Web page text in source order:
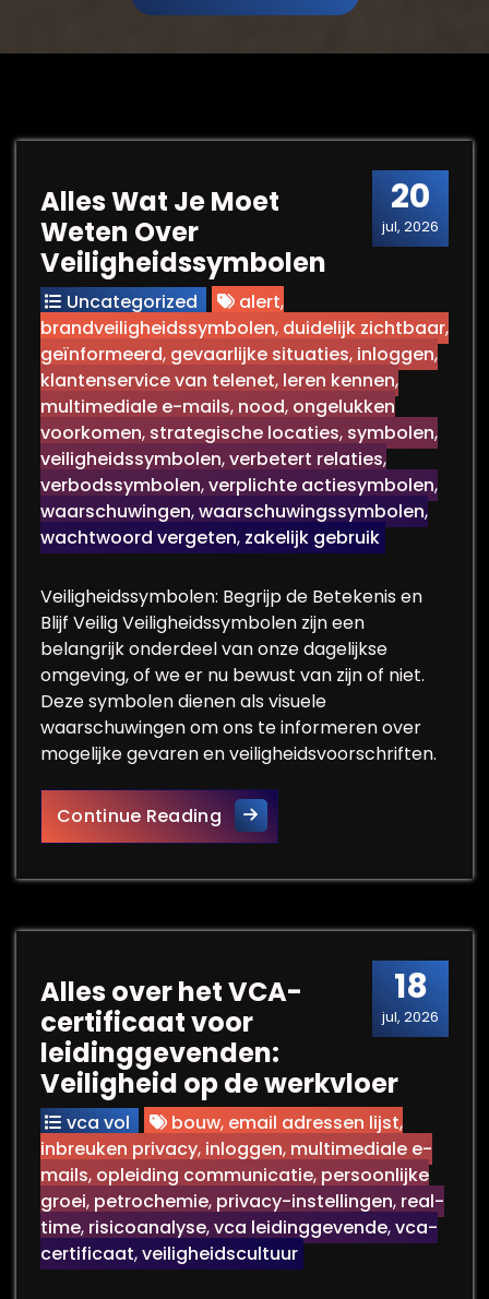
20
jul, 2026
Alles Wat Je Moet
Weten Over
Veiligheidssymbolen
Uncategorized alert,
brandveiligheidssymbolen, duidelijk zichtbaar,
geïnformeerd, gevaarlijke situaties, inloggen,
klantenservice van telenet, leren kennen,
multimediale e-mails, nood, ongelukken
voorkomen, strategische locaties, symbolen,
veiligheidssymbolen,verbetert relaties,
verbodssymbolen,verplichte actiesymbolen,
waarschuwingen,waarschuwingssymbolen,
wachtwoord vergeten, zakelijk gebruik
Veiligheidssymbolen: Begrijp de Betekenis en
Blijf Veilig Veiligheidssymbolen zijn een
belangrijk onderdeel van onze dagelijkse
omgeving, of we er nu bewust van zijn of niet.
Deze symbolen dienen als visuele
waarschuwingen om ons te informeren over
mogelijke gevaren en veiligheidsvoorschriften.
Continue ReadingAlles Wat Je Moet Weten
18
jul, 2026
Alles over het VCA-
certificaat voor
leidinggevenden:
Veiligheid op de werkvloer
vca vol bouw, email adressen lijst,
inbreuken privacy, inloggen, multimediale e-
mails, opleiding communicatie, persoonlijke
groei, petrochemie, privacy-instellingen, real-
time, risicoanalyse,vca leidinggevende,vca-
certificaat,veiligheidscultuur